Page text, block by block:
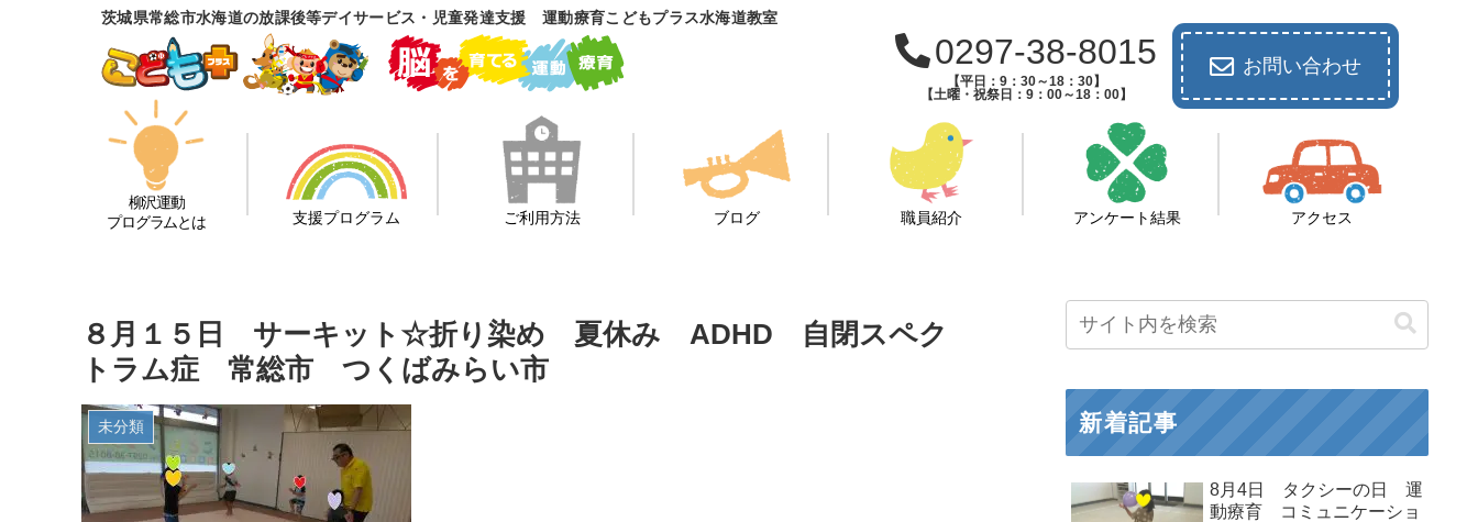
茨城県常総市水海道の放課後等デイサービス・児童発達支援 運動療育こどもプラス水海道教室
0297-38-8015
【平日：9：30～18：30】
【土曜・祝祭日：9：00～18：00】
お問い合わせ
柳沢運動
プログラムとは
支援プログラム ご利用方法 ブログ 職員紹介 アンケート結果 アクセス
８月１５日 サーキット☆折り染め 夏休み ADHD 自閉スペク
トラム症 常総市 つくばみらい市
未分類 新着記事
8月4日 タクシーの日 運
動療育 コミュニケーショ